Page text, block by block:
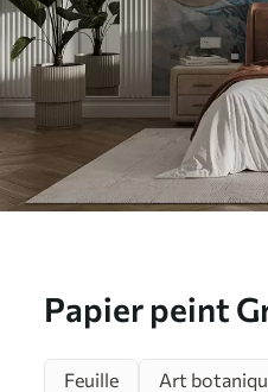
Papier peint
Feuille Art